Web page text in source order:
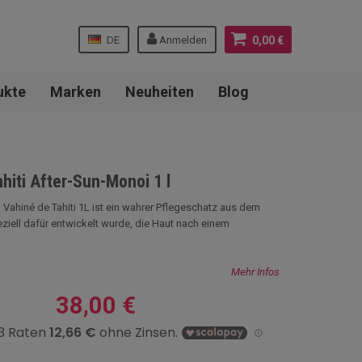
0,00 €
Anmelden
DE
Marken Neuheiten Blog
After-Sun-Monoi 1 l
de Tahiti 1L ist ein wahrer Pflegeschatz aus dem
dafür entwickelt wurde, die Haut nach einem
Mehr Infos
38,00 €